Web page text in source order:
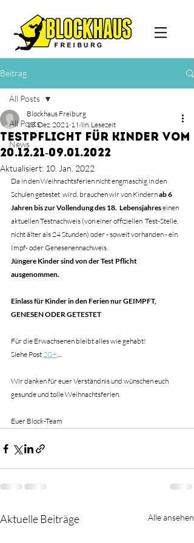
Beitrag
All Posts
News
All Posts
Testpflicht für Kinder vom
20.12.21-09.01.2022
Blockhaus Freiburg
13. Dez. 2021 1 Min. Lesezeit
Aktualisiert: 10. Jan. 2022
Da in den Weihnachtsferien nicht engmaschig in den
Schulen getestet  wird, brauchen wir von Kindern ab 6
Jahren bis zur Vollendung des 18.  Lebensjahres einen
aktuellen Testnachweis (von einer offiziellen  Test-Stelle,
nicht älter als 24 Stunden) oder - soweit vorhanden - ein
Impf- oder Genesenennachweis.
Jüngere Kinder sind von der Test Pflicht
ausgenommen.
Einlass für Kinder in den Ferien nur GEIMPFT,
GENESEN ODER GETESTET
Für die Erwachsenen bleibt alles wie gehabt!
Siehe Post 2G+....
Wir danken für euer Verständnis und wünschen euch
gesunde und tolle Weihnachtsferien.
Euer Block-Team
Aktuelle Beiträge Alle ansehen